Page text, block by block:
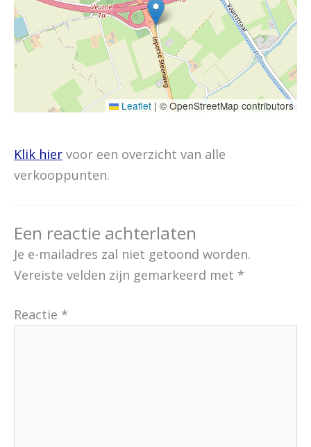
Leaflet | © OpenStreetMap contributors
Klik hier voor een overzicht van alle
verkooppunten.
Een reactie achterlaten
Je e-mailadres zal niet getoond worden.
Vereiste velden zijn gemarkeerd met *
Reactie *